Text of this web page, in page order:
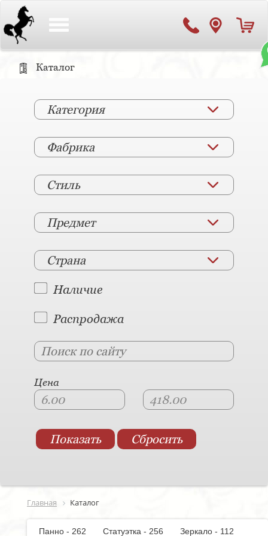
Каталог
Категория
Фабрика
Стиль
Предмет
Страна
Наличие
Распродажа
Цена
Главная Каталог
Панно - 262 Статуэтка - 256
Зеркало - 112